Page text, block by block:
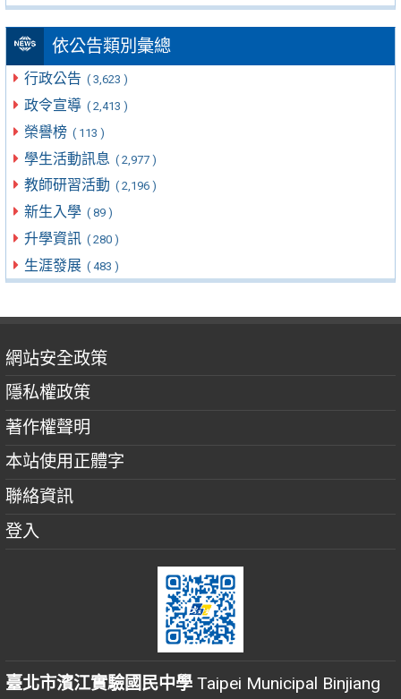
依公告類別彙總
行政公告 ( 3,623 )
政令宣導 ( 2,413 )
榮譽榜 ( 113 )
學生活動訊息 ( 2,977 )
教師研習活動 ( 2,196 )
新生入學 ( 89 )
升學資訊 ( 280 )
生涯發展 ( 483 )
網站安全政策
隱私權政策
著作權聲明
本站使用正體字
聯絡資訊
登入
臺北市濱江實驗國民中學 Taipei Municipal Binjiang